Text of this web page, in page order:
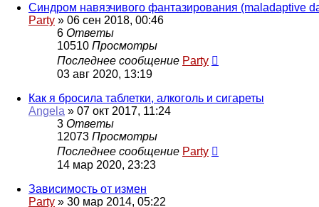
Синдром навязчивого фантазирования (maladaptive
Party » 06 сен 2018, 00:46
6 Ответы
10510 Просмотры
Последнее сообщение Party
03 авг 2020, 13:19
Как я бросила таблетки, алкоголь и сигареты
Angela » 07 окт 2017, 11:24
3 Ответы
12073 Просмотры
Последнее сообщение Party
14 мар 2020, 23:23
Зависимость от измен
Party » 30 мар 2014, 05:22